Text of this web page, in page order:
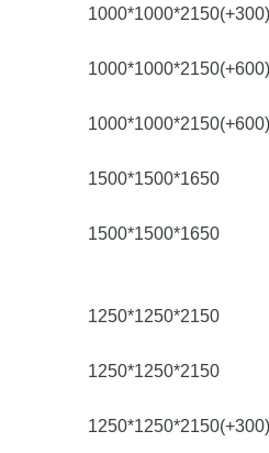
1000*1000*2150(+300)
1000*1000*2150(+600)
1000*1000*2150(+600)
1500*1500*1650
1500*1500*1650
1250*1250*2150
1250*1250*2150
1250*1250*2150(+300)